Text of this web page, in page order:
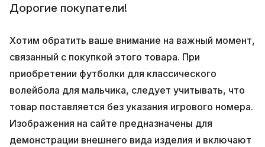
Дорогие покупатели!
Хотим обратить ваше внимание на важный момент,
связанный с покупкой этого товара. При
приобретении футболки для классического
волейбола для мальчика, следует учитывать, что
товар поставляется без указания игрового номера.
Изображения на сайте предназначены для
демонстрации внешнего вида изделия и включают